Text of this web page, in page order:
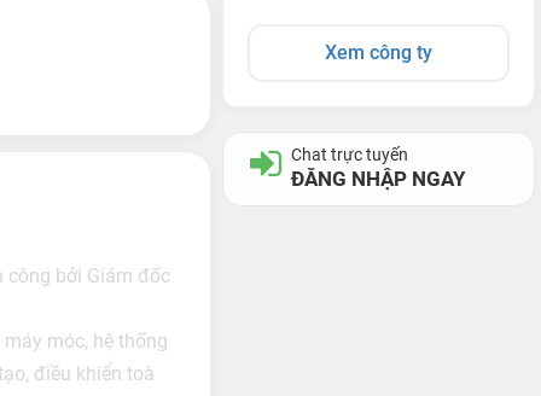
công bởi Giám đốc
móc, hệ thống
điều khiển toà
Xem công ty
Chat trực tuyến
ĐĂNG NHẬP NGAY